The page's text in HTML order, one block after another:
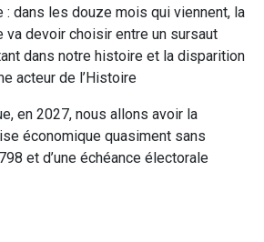
: dans les douze mois qui viennent, la
va devoir choisir entre un sursaut
dans notre histoire et la disparition
acteur de l’Histoire
en 2027, nous allons avoir la
économique quasiment sans
et d’une échéance électorale